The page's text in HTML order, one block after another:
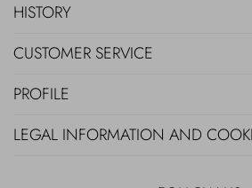
HISTORY
CUSTOMER SERVICE
PROFILE
LEGAL INFORMATION AND